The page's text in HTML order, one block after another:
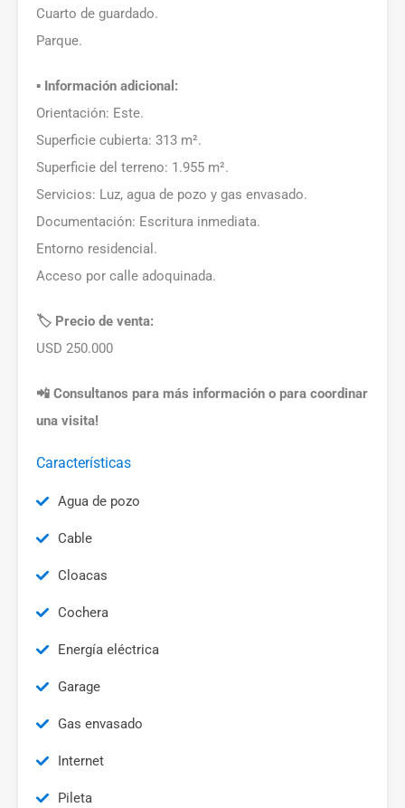
Cuarto de guardado.
Parque.
▪️ Información adicional:
Orientación: Este.
Superficie cubierta: 313 m².
Superficie del terreno: 1.955 m².
Servicios: Luz, agua de pozo y gas envasado.
Documentación: Escritura inmediata.
Entorno residencial.
Acceso por calle adoquinada.
🏷️ Precio de venta:
USD 250.000
📲 Consultanos para más información o para coordinar
una visita!
Características
Agua de pozo
Cable
Cloacas
Cochera
Energía eléctrica
Garage
Gas envasado
Internet
Pileta